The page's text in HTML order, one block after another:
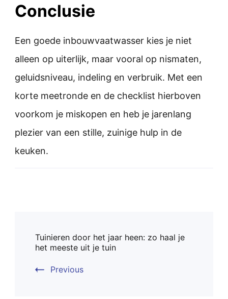
Conclusie
Een goede inbouwvaatwasser kies je niet
alleen op uiterlijk, maar vooral op nismaten,
geluidsniveau, indeling en verbruik. Met een
korte meetronde en de checklist hierboven
voorkom je miskopen en heb je jarenlang
plezier van een stille, zuinige hulp in de
keuken.
Navigation
Tuinieren door het jaar heen: zo haal je
het meeste uit je tuin
Previous